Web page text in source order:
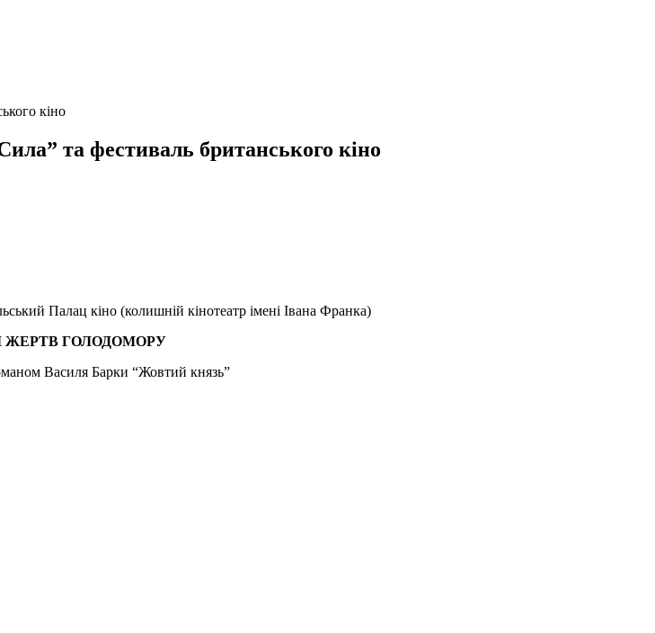
кіно
та фестиваль британського кіно
Палац кіно (колишній кінотеатр імені Івана Франка)
ЖЕРТВ ГОЛОДОМОРУ
Василя Барки “Жовтий князь”